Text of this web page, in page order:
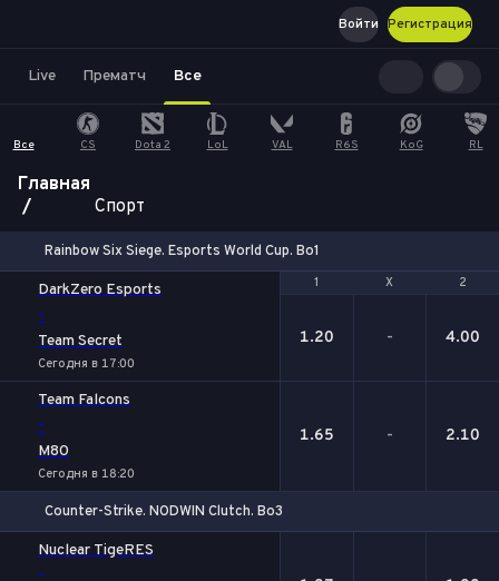
Регистрация
Войти
Live Прематч Все
Все CS Dota 2 LoL VAL R6S KoG RL
Главная
Спорт
Rainbow Six Siege. Esports World Cup. Bo1
1 Х 2
DarkZero Esports
-
Team Secret
Сегодня в 17:00
1 Х 2
1.20 - 4.00
Team Falcons
-
M80
Сегодня в 18:20
1.65 - 2.10
Counter-Strike. NODWIN Clutch. Bo3
Nuclear TigeRES
-